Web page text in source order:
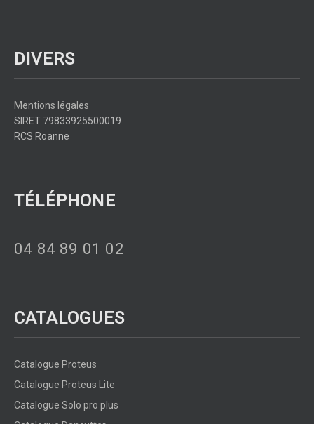
DIVERS
Mentions légales
SIRET 79833925500019
RCS Roanne
TÉLÉPHONE
04 84 89 01 02
CATALOGUES
Catalogue Proteus
Catalogue Proteus Lite
Catalogue Solo pro plus